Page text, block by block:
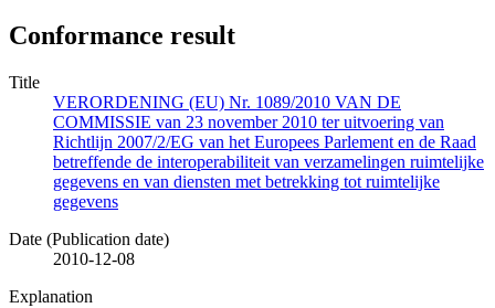
Conformance result
Title
VERORDENING (EU) Nr. 1089/2010 VAN DE
COMMISSIE van 23 november 2010 ter uitvoering van
Richtlijn 2007/2/EG van het Europees Parlement en de Raad
betreffende de interoperabiliteit van verzamelingen ruimtelijke
gegevens en van diensten met betrekking tot ruimtelijke
gegevens
Date (Publication date)
2010-12-08
Explanation